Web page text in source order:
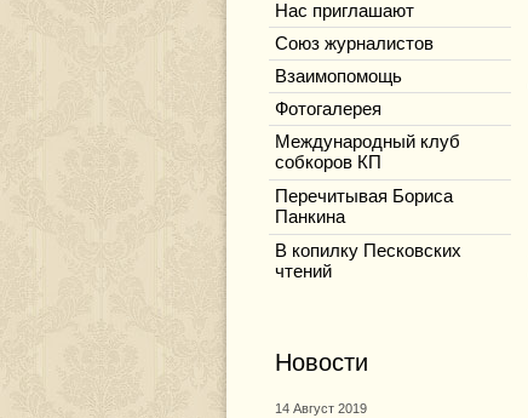
Нас приглашают
Союз журналистов
Взаимопомощь
Фотогалерея
Международный клуб
собкоров КП
Перечитывая Бориса
Панкина
В копилку Песковских
чтений
Новости
14 Август 2019